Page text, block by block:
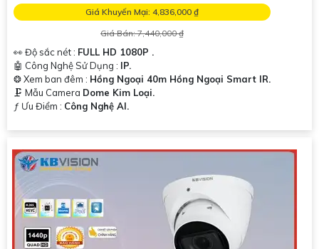
Giá Khuyến Mại: 4,836,000 ₫
Giá Bán: 7,440,000 ₫
👀 Độ sắc nét : FULL HD 1080P .
🤖️ Công Nghệ Sử Dụng : IP.
❂ Xem ban đêm : Hồng Ngoại 40m Hồng Ngoại Smart IR.
🗜️ Mẫu Camera Dome Kim Loại.
️ƒ Ưu Điểm : Công Nghệ AI.